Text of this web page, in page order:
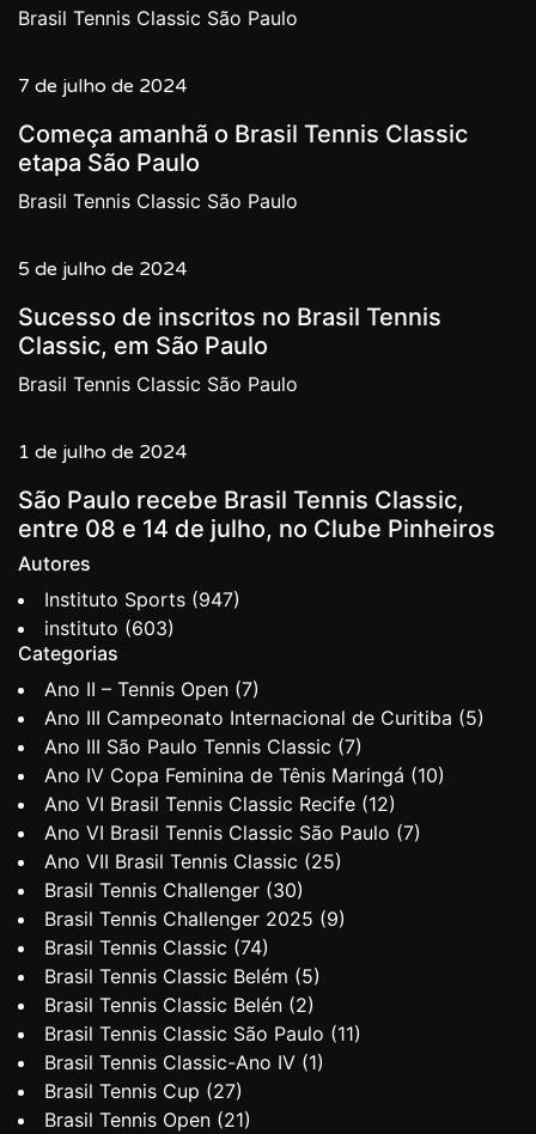
Brasil Tennis Classic São Paulo
7 de julho de 2024
Começa amanhã o Brasil Tennis Classic
etapa São Paulo
Brasil Tennis Classic São Paulo
5 de julho de 2024
Sucesso de inscritos no Brasil Tennis
Classic, em São Paulo
Brasil Tennis Classic São Paulo
1 de julho de 2024
São Paulo recebe Brasil Tennis Classic,
entre 08 e 14 de julho, no Clube Pinheiros
Autores
Instituto Sports (947)
instituto (603)
Categorias
Ano II – Tennis Open (7)
Ano III Campeonato Internacional de Curitiba (5)
Ano III São Paulo Tennis Classic (7)
Ano IV Copa Feminina de Tênis Maringá (10)
Ano VI Brasil Tennis Classic Recife (12)
Ano VI Brasil Tennis Classic São Paulo (7)
Ano VII Brasil Tennis Classic (25)
Brasil Tennis Challenger (30)
Brasil Tennis Challenger 2025 (9)
Brasil Tennis Classic (74)
Brasil Tennis Classic Belém (5)
Brasil Tennis Classic Belén (2)
Brasil Tennis Classic São Paulo (11)
Brasil Tennis Classic-Ano IV (1)
Brasil Tennis Cup (27)
Brasil Tennis Open (21)